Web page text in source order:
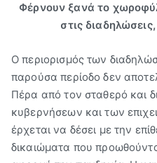
Φέρνουν ξανά το
στις
Ο περιορισμός των
παρούσα περίοδο δεν
Πέρα από τον σταθερό και
κυβερνήσεων και των
έρχεται να δέσει με την
δικαιώματα που